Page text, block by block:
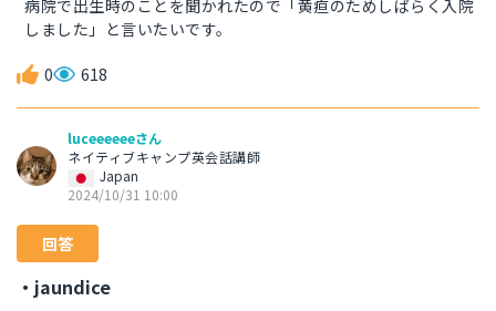
病院で出生時のことを聞かれたので「黄疸のためしばらく入院
しました」と言いたいです。
0 618
luceeeeeeさん
ネイティブキャンプ英会話講師
Japan
2024/10/31 10:00
回答
・jaundice